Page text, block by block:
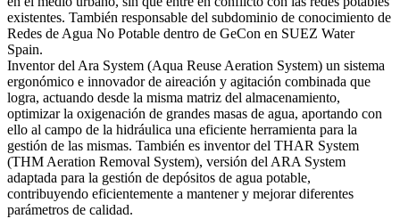
existentes. También responsable del subdominio de conocimiento de
Redes de Agua No Potable dentro de GeCon en SUEZ Water
Spain.
Inventor del Ara System (Aqua Reuse Aeration System) un sistema
ergonómico e innovador de aireación y agitación combinada que
logra, actuando desde la misma matriz del almacenamiento,
optimizar la oxigenación de grandes masas de agua, aportando con
ello al campo de la hidráulica una eficiente herramienta para la
gestión de las mismas. También es inventor del THAR System
(THM Aeration Removal System), versión del ARA System
adaptada para la gestión de depósitos de agua potable,
contribuyendo eficientemente a mantener y mejorar diferentes
parámetros de calidad.